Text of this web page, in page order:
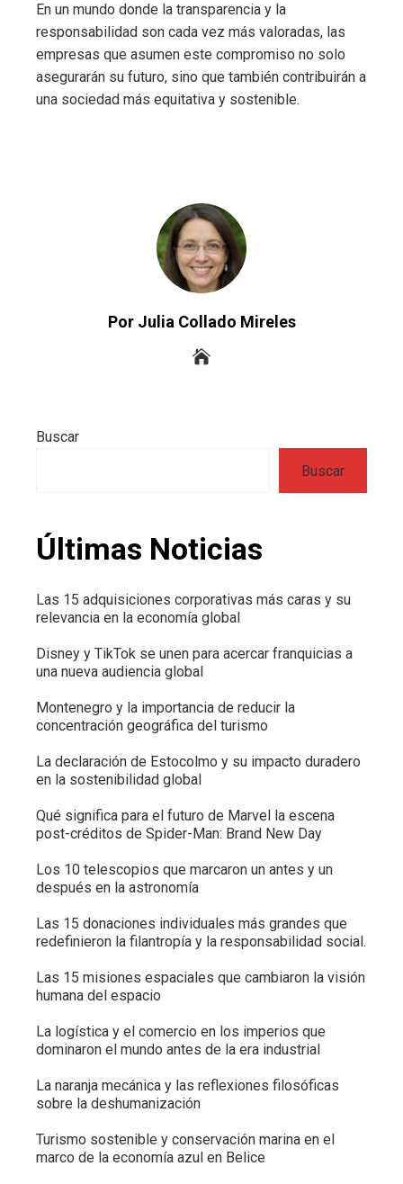
En un mundo donde la transparencia y la
responsabilidad son cada vez más valoradas, las
empresas que asumen este compromiso no solo
asegurarán su futuro, sino que también contribuirán a
una sociedad más equitativa y sostenible.
Por Julia Collado Mireles
Buscar
Buscar
Últimas Noticias
Las 15 adquisiciones corporativas más caras y su
relevancia en la economía global
Disney y TikTok se unen para acercar franquicias a
una nueva audiencia global
Montenegro y la importancia de reducir la
concentración geográfica del turismo
La declaración de Estocolmo y su impacto duradero
en la sostenibilidad global
Qué significa para el futuro de Marvel la escena
post-créditos de Spider-Man: Brand New Day
Los 10 telescopios que marcaron un antes y un
después en la astronomía
Las 15 donaciones individuales más grandes que
redefinieron la filantropía y la responsabilidad social.
Las 15 misiones espaciales que cambiaron la visión
humana del espacio
La logística y el comercio en los imperios que
dominaron el mundo antes de la era industrial
La naranja mecánica y las reflexiones filosóficas
sobre la deshumanización
Turismo sostenible y conservación marina en el
marco de la economía azul en Belice